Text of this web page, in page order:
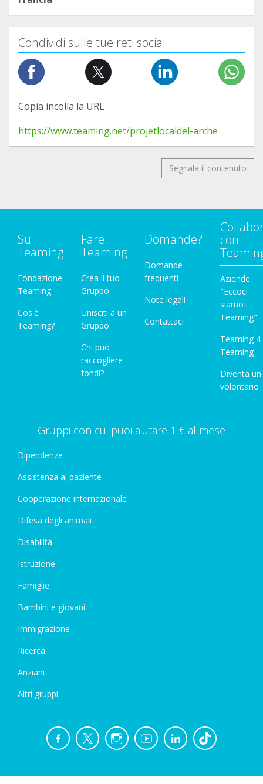
Condividi sulle tue reti social
Copia incolla la URL
https://www.teaming.net/projetlocaldel-arche
Segnala il contenuto
Su
Teaming
Fondazione
Teaming
Cos'è
Teaming?
Fare
Teaming
Crea il tuo
Gruppo
Unisciti a un
Gruppo
Chi può
raccogliere
fondi?
Domande?
Domande
frequenti
Note legali
Contattaci
con
Aziende
"Eccoci
siamo i
Teaming"
Teaming 4
Teaming
Diventa un
volontario
Gruppi con cui puoi aiutare 1 € al mese
Dipendenze
Assistenza al paziente
Cooperazione internazionale
Difesa degli animali
Disabilità
Istruzione
Famiglie
Bambini e giovani
Immigrazione
Ricerca
Anziani
Altri gruppi